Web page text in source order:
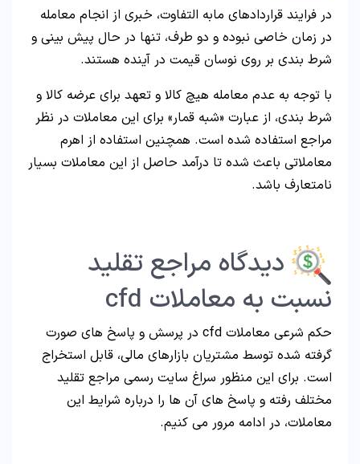
در فرایند قراردادهای مابه التفاوت، خبری از انجام معامله
در زمان خاصی نبوده و دو طرف، تنها در حال پیش بینی و
شرط بندی بر روی نوسان قیمت در آینده هستند.
با توجه به عدم معامله هیچ کالا و تعهد برای عرضه کالا و
شرط بندی، از عبارت «شبه قمار» برای این معاملات در نظر
مراجع استفاده شده است. همچنین استفاده از اهرم
معاملاتی باعث شده تا درآمد حاصل از این معاملات بسیار
نامتعارف باشد.
دیدگاه مراجع تقلید
نسبت به معاملات cfd
حکم شرعی معاملات cfd در پرسش و پاسخ های صورت
گرفته شده توسط مشتریان بازارهای مالی، قابل استخراج
است. برای این منظور سراغ سایت رسمی مراجع تقلید
مختلف رفته و پاسخ های آن ها را درباره شرایط این
معاملات، در ادامه مرور می کنیم.